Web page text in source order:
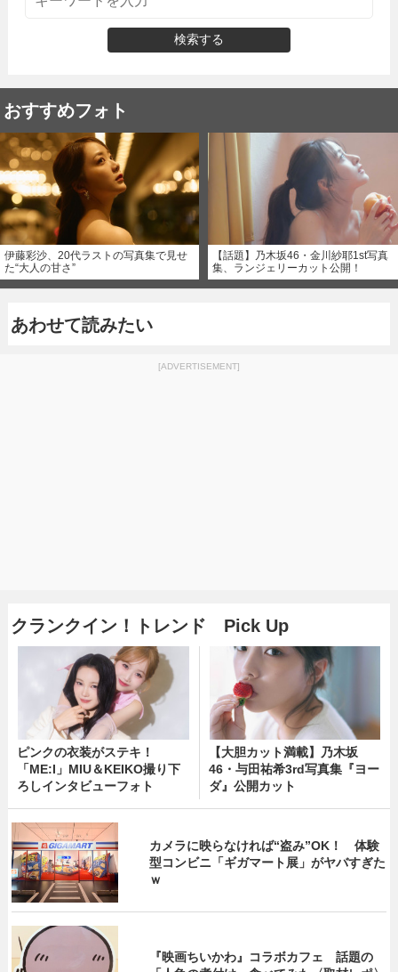
検索する
おすすめフォト
伊藤彩沙、20代ラストの写真集で見せ
た“大人の甘さ”
【話題】乃木坂46・金川紗耶1st写真
集、ランジェリーカット公開！
あわせて読みたい
[ADVERTISEMENT]
クランクイン！トレンド Pick Up
ピンクの衣装がステキ！
「ME:I」MIU＆KEIKO撮り下
ろしインタビューフォト
【大胆カット満載】乃木坂
46・与田祐希3rd写真集『ヨー
ダ』公開カット
カメラに映らなければ“盗み”OK！ 体験
型コンビニ「ギガマート展」がヤバすぎた
ｗ
『映画ちいかわ』コラボカフェ 話題の